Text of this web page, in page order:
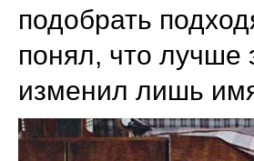
подобрать
понял, что
изменил лишь